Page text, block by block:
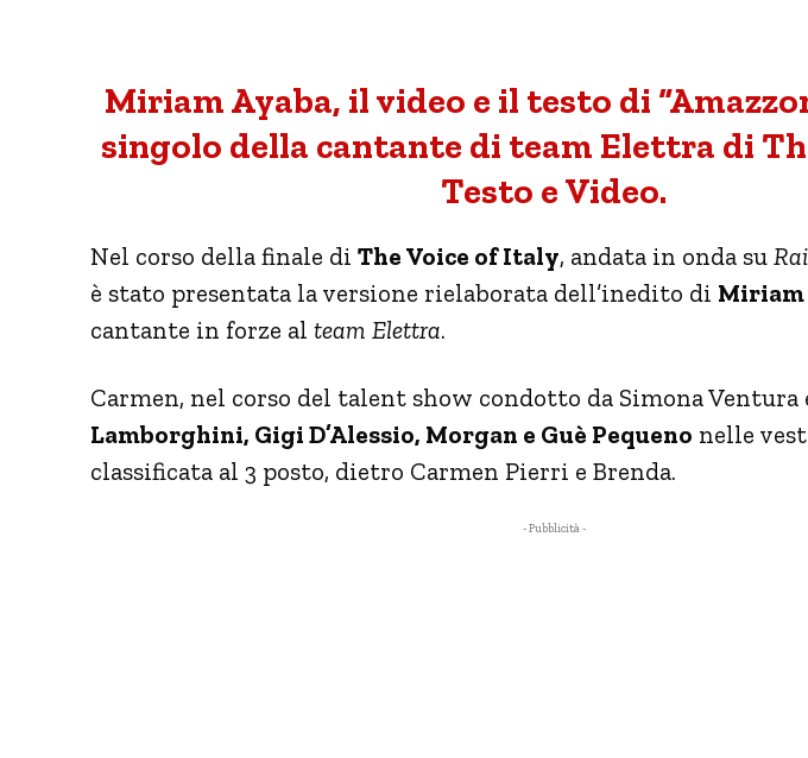
Miriam Ayaba, il video e il testo di
singolo della cantante di team Elettra di
Testo e Video.
Nel corso della finale di The Voice of Italy, andata in onda su
è stato presentata la versione rielaborata dell’inedito di Miriam
cantante in forze al team Elettra.
Carmen, nel corso del talent show condotto da Simona Ventura
Lamborghini, Gigi D’Alessio, Morgan e Guè Pequeno nelle
classificata al 3 posto, dietro Carmen Pierri e Brenda.
- Pubblicità -